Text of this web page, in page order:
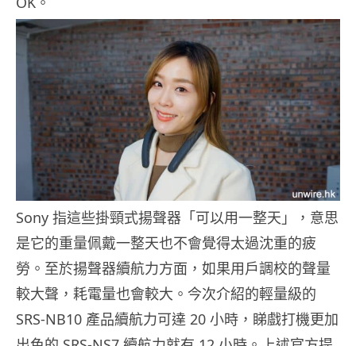
Sony 指這些掛頸式揚聲器「可以用一整天」，意思
是它的重量佩戴一整天也不會覺得太過沈重的疲
勞。至於揚聲器續航力方面，如果用戶調校的聲量
較大聲，耗電量也會較大。今次介紹的輕量級的
SRS-NB10 產品續航力可達 20 小時，睇戲打機更加